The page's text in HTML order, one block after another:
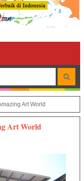
Art World
Art World